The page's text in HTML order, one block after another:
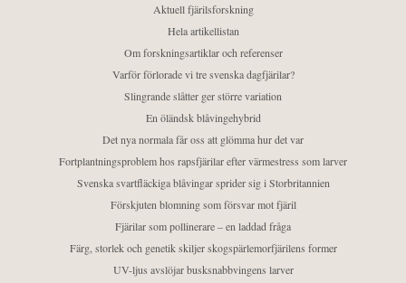
Aktuell fjärilsforskning
Hela artikellistan
Om forskningsartiklar och referenser
Varför förlorade vi tre svenska dagfjärilar?
Slingrande slåtter ger större variation
En öländsk blåvingehybrid
Det nya normala får oss att glömma hur det var
Fortplantningsproblem hos rapsfjärilar efter värmestress som larver
Svenska svartfläckiga blåvingar sprider sig i Storbritannien
Förskjuten blomning som försvar mot fjäril
Fjärilar som pollinerare – en laddad fråga
Färg, storlek och genetik skiljer skogspärlemorfjärilens former
UV-ljus avslöjar busksnabbvingens larver